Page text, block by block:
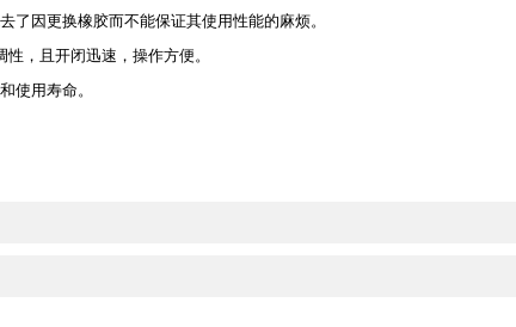
因更换橡胶而不能保证其使用性能的麻烦。
，且开闭迅速，操作方便。
使用寿命。